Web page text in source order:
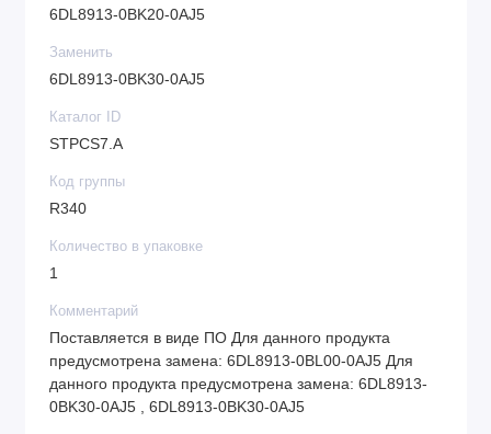
6DL8913-0BK20-0AJ5
Заменить
6DL8913-0BK30-0AJ5
Каталог ID
STPCS7.A
Код группы
R340
Количество в упаковке
1
Комментарий
Поставляется в виде ПО Для данного продукта
предусмотрена замена: 6DL8913-0BL00-0AJ5 Для
данного продукта предусмотрена замена: 6DL8913-
0BK30-0AJ5 , 6DL8913-0BK30-0AJ5